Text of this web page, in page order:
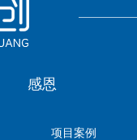
感恩
项目案例